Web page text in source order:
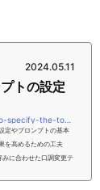
2024.05.11
トの設定
定やプロンプトの基本
を高めるための工夫
に合わせた口調変更テ